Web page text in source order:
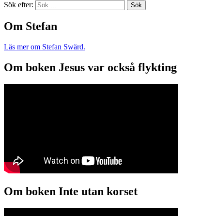
Sök efter:
Om Stefan
Läs mer om Stefan Swärd.
Om boken Jesus var också flykting
Om boken Inte utan korset